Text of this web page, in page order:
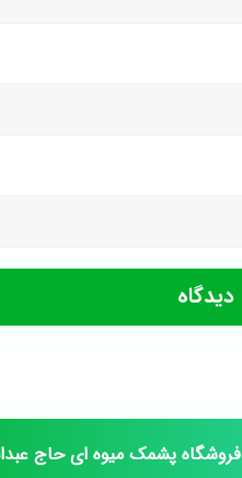
فروشگاه پشمک میوه ای حاج